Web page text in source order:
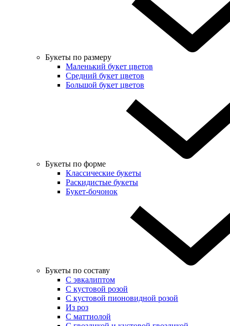
Букеты по размеру
Маленький букет цветов
Средний букет цветов
Большой букет цветов
Букеты по форме
Классические букеты
Раскидистые букеты
Букет-бочонок
Букеты по составу
С эвкалиптом
С кустовой розой
С кустовой пионовидной розой
Из роз
С маттиолой